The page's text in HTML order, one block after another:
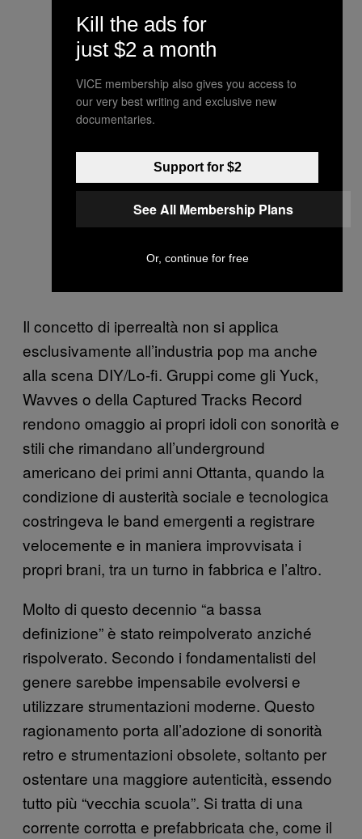
Il concetto di iperrealtà non si applica
esclusivamente all’industria pop ma anche
alla scena DIY/Lo-fi. Gruppi come gli Yuck,
Wavves o della Captured Tracks Record
rendono omaggio ai propri idoli con sonorità e
stili che rimandano all’underground
americano dei primi anni Ottanta, quando la
condizione di austerità sociale e tecnologica
costringeva le band emergenti a registrare
velocemente e in maniera improvvisata i
propri brani, tra un turno in fabbrica e l’altro.
Molto di questo decennio “a bassa
definizione” è stato reimpolverato anziché
rispolverato. Secondo i fondamentalisti del
genere sarebbe impensabile evolversi e
utilizzare strumentazioni moderne. Questo
ragionamento porta all’adozione di sonorità
retro e strumentazioni obsolete, soltanto per
ostentare una maggiore autenticità, essendo
tutto più “vecchia scuola”. Si tratta di una
corrente corrotta e prefabbricata che, come il
Kill the ads for
just $2 a month
VICE membership also gives you access to
our very best writing and exclusive new
documentaries.
Support for $2
See All Membership Plans
Or, continue for free